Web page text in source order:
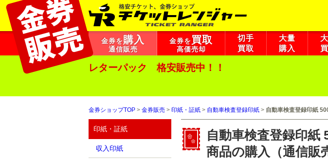
金券を購入
通信販売
金券を買取
高価売却
切手
買取
大量
購入
レターパック 格安販売中！！
金券ショップTOP > 金券販売 > 印紙・証紙 > 自動車検査登録印紙 > 自動車検査登録印紙
自動車検査登録印紙
商品の購入（通信販
印紙・証紙
収入印紙